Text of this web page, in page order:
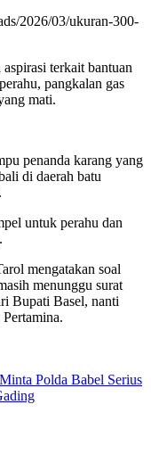
terkait bantuan
pangkalan gas
mati.
penanda karang yang
di daerah batu
untuk perahu dan
mengatakan soal
menunggu surat
Bupati Basel, nanti
Polda Babel Serius